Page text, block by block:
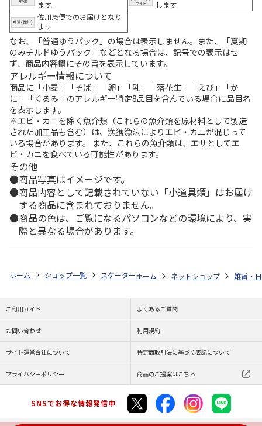
ます。
します
佐川急便でのお届けとなり
ます
なお、「普通ゆうパック」の場合は表示しません。また、「夏期
のみチルドゆうパック」などとなる場合は、記号での表示はせ
ず、商品内容欄にその旨を表示しています。
アレルギー情報について
商品に「小麦」「そば」「卵」「乳」「落花生」「えび」「か
に」「くるみ」のアレルギー特定8品目を含んでいる場合に品目名
を表示します。
※エビ・カニを除く魚介類（これらの魚介類を原材料として製造
された加工品も含む）は、漁獲漁法によりエビ・カニが混じって
いる場合があります。 また、これらの魚介類は、エサとしてエ
ビ・カニを食べている可能性があります。
その他
商品写真はイメージです。
商品内容として記載されていない「小道具類」はお届け
する商品に含まれておりません。
商品の色は、ご覧になるパソコンなどの環境により、実
際と異なる場合があります。
ホーム ショップ一覧 スケーター マスコット付塗箸 21cm 干支箸 ク
ホーム ネットショップ 雑貨・
ご利用ガイド よくあるご質問
お問い合わせ 利用規約
サイト運営会社について 特定商取引法に基づく表記について
プライバシーポリシー 商品のご提案はこちら
SNSでお得な情報発信中